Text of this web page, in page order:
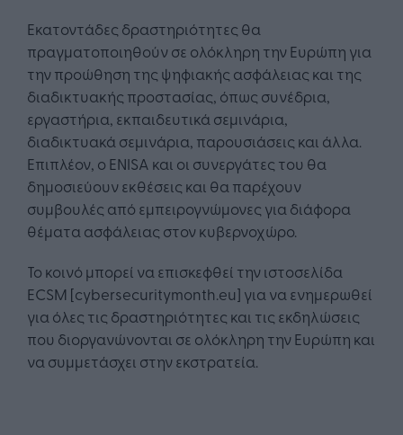
Εκατοντάδες δραστηριότητες θα
πραγματοποιηθούν σε ολόκληρη την Ευρώπη για
την προώθηση της ψηφιακής ασφάλειας και της
διαδικτυακής προστασίας, όπως συνέδρια,
εργαστήρια, εκπαιδευτικά σεμινάρια,
διαδικτυακά σεμινάρια, παρουσιάσεις και άλλα.
Επιπλέον, ο ENISA και οι συνεργάτες του θα
δημοσιεύουν εκθέσεις και θα παρέχουν
συμβουλές από εμπειρογνώμονες για διάφορα
θέματα ασφάλειας στον κυβερνοχώρο.
Το κοινό μπορεί να επισκεφθεί την ιστοσελίδα
ECSM [cybersecuritymonth.eu] για να ενημερωθεί
για όλες τις δραστηριότητες και τις εκδηλώσεις
που διοργανώνονται σε ολόκληρη την Ευρώπη και
να συμμετάσχει στην εκστρατεία.